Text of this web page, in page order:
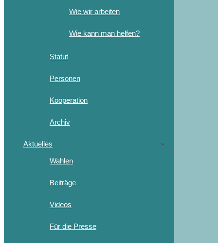
Wie wir arbeiten
Wie kann man helfen?
Statut
Personen
Kooperation
Archiv
Aktuelles
Wahlen
Beiträge
Videos
Für die Presse